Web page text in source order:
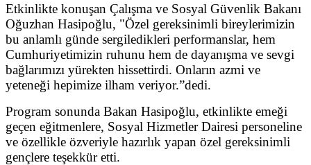
Etkinlikte konuşan Çalışma ve Sosyal Güvenlik Bakanı
Oğuzhan Hasipoğlu, "Özel gereksinimli bireylerimizin
bu anlamlı günde sergiledikleri performanslar, hem
Cumhuriyetimizin ruhunu hem de dayanışma ve sevgi
bağlarımızı yürekten hissettirdi. Onların azmi ve
yeteneği hepimize ilham veriyor.”dedi.
Program sonunda Bakan Hasipoğlu, etkinlikte emeği
geçen eğitmenlere, Sosyal Hizmetler Dairesi personeline
ve özellikle özveriyle hazırlık yapan özel gereksinimli
gençlere teşekkür etti.